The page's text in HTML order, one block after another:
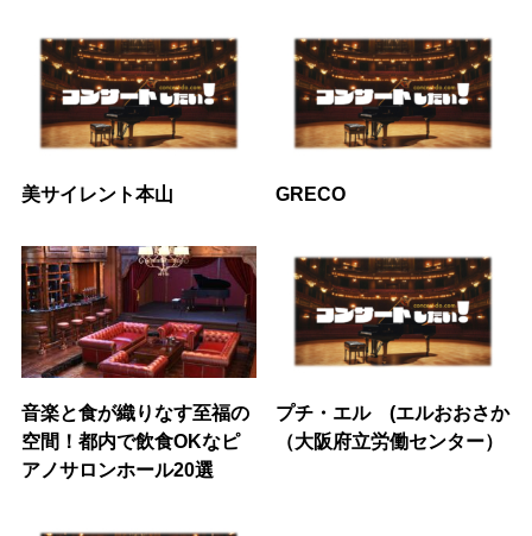
美サイレント本山 GRECO
音楽と食が織りなす至福の
空間！都内で飲食OKなピ
アノサロンホール20選
プチ・エル (エルおおさか
（大阪府立労働センター）